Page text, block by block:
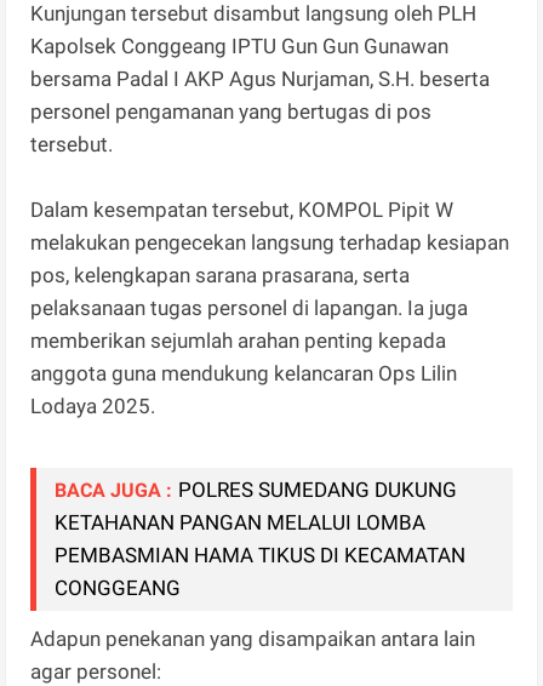
Kunjungan tersebut disambut langsung oleh PLH
Kapolsek Conggeang IPTU Gun Gun Gunawan
bersama Padal I AKP Agus Nurjaman, S.H. beserta
personel pengamanan yang bertugas di pos
tersebut.
Dalam kesempatan tersebut, KOMPOL Pipit W
melakukan pengecekan langsung terhadap kesiapan
pos, kelengkapan sarana prasarana, serta
pelaksanaan tugas personel di lapangan. Ia juga
memberikan sejumlah arahan penting kepada
anggota guna mendukung kelancaran Ops Lilin
Lodaya 2025.
BACA JUGA : POLRES SUMEDANG DUKUNG
KETAHANAN PANGAN MELALUI LOMBA
PEMBASMIAN HAMA TIKUS DI KECAMATAN
CONGGEANG
Adapun penekanan yang disampaikan antara lain
agar personel: